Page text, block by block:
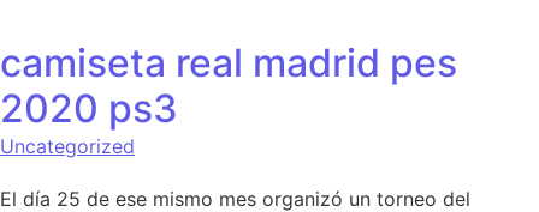
camiseta real madrid pes
2020 ps3
Uncategorized
El día 25 de ese mismo mes organizó un torneo del